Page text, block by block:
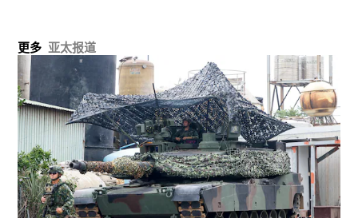
更多 亚太报道